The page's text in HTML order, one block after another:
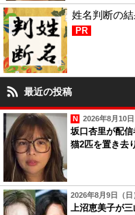
姓名判断の
PR
最近の投稿
2026年8月10
坂口杏里が配
猫2匹を置き去
2026年8月9日（日
上沼恵美子が